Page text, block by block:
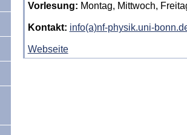
Vorlesung: Montag, Mittwoch,
Kontakt: info(a)nf-physik.uni-
Webseite